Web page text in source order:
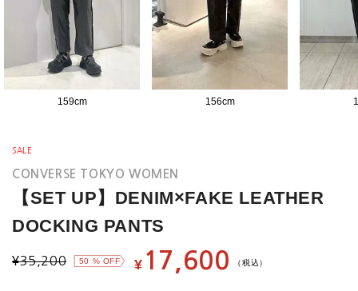
159cm 156cm
SALE
CONVERSE TOKYO WOMEN
【SET UP】DENIM×FAKE LEATHER
DOCKING PANTS
¥35,200 50 % OFF ¥ 17,600 （税込）